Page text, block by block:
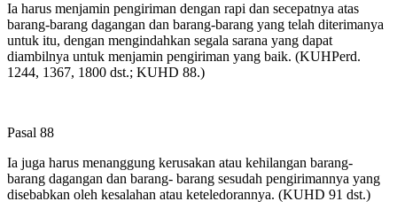
Ia harus menjamin pengiriman dengan rapi dan secepatnya atas
barang-barang dagangan dan barang-barang yang telah diterimanya
untuk itu, dengan mengindahkan segala sarana yang dapat
diambilnya untuk menjamin pengiriman yang baik. (KUHPerd.
1244, 1367, 1800 dst.; KUHD 88.)
Pasal 88
Ia juga harus menanggung kerusakan atau kehilangan barang-
barang dagangan dan barang- barang sesudah pengirimannya yang
disebabkan oleh kesalahan atau keteledorannya. (KUHD 91 dst.)